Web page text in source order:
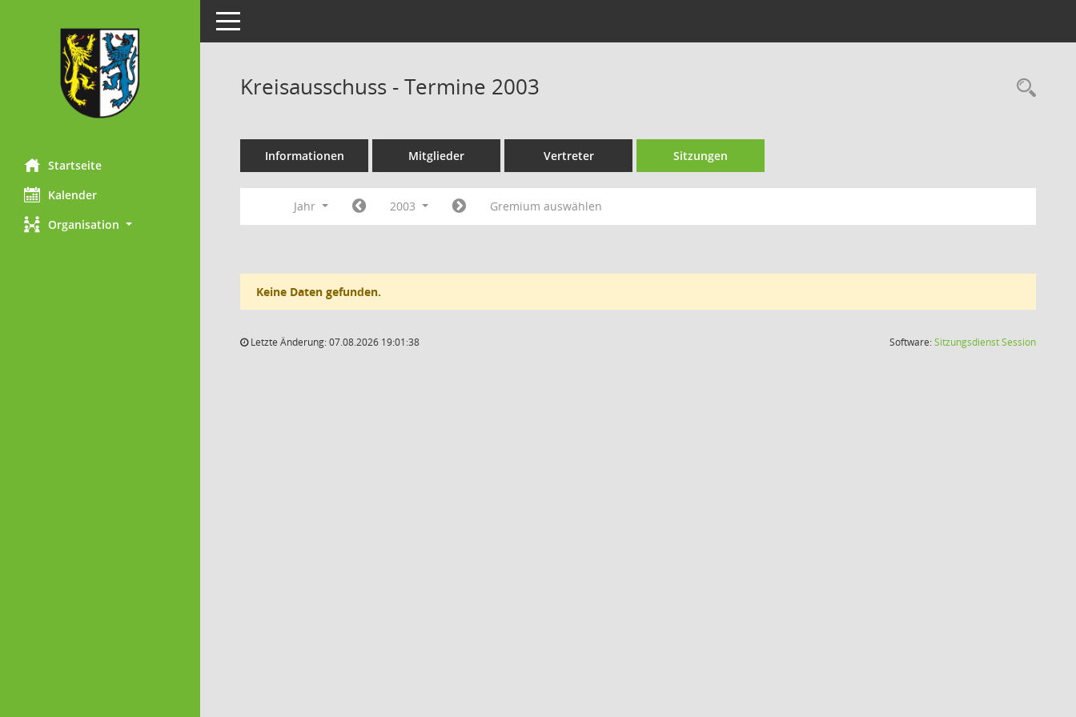
Startseite
Kalender
Organisation
Toggle navigation
Kreisausschuss - Termine 2003
Informationen Mitglieder Vertreter Sitzungen
Jahr 2003 Gremium auswählen
Keine Daten gefunden.
Letzte Änderung: 07.08.2026 19:01:38 Software:SitzungsdienstSession(Wird in